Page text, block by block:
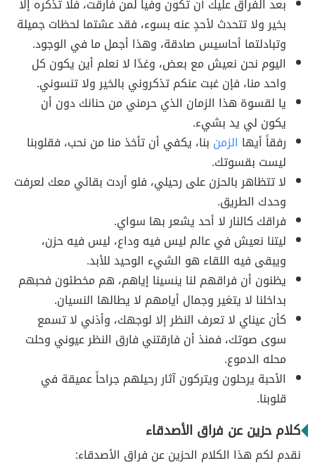
بعد الفراق عليك أن تكون وفياً لمن فارقت، فلا تذكره إلا
بخير ولا تتحدث لأحدٍ عنه بسوء، فقد عشتما لحظات جميلة
وتبادلتما أحاسيس صادقة، وهذا أجمل ما في الوجود.
اليوم نحن نعيش مع بعض، وغدًا لا نعلم أين يكون كل
واحد منا، فإن غبت عنكم تذكروني بالخير ولا تنسوني.
يا لقسوة هذا الزمان الذي حرمني من حنانك دون أن
يكون لي يد بشيء.
رفقاً أيها الزمن بنا، يكفي أن تأخذ منا من نحب، فقلوبنا
ليست بقسوتك.
لا تتظاهر بالحزن على رحيلي، فلو أردت بقائي معك لعرفت
وحدك الطريق.
فراقك كالنار لا أحد يشعر بها سواي.
ليتنا نعيش في عالم ليس فيه وداع، ليس فيه حزن،
ويبقى فيه اللقاء هو الشيء الوحيد للأبد.
يظنون أن فراقهم لنا ينسينا إياهم، هم مخطئون فحبهم
بداخلنا لا يتغير وجمال أيامهم لا يطالها النسيان.
كأن عيناي لا تعرف النظر إلا لوجهك، وأذني لا تسمع
سوى صوتك، فمنذ أن فارقتني فارق النظر عيوني وحلت
محله الدموع.
الأحبة يرحلون ويتركون آثار رحيلهم جراحاً عميقة في
قلوبنا.
كلام حزين عن فراق الأصدقاء
نقدم لكم هذا الكلام الحزين عن فراق الأصدقاء: